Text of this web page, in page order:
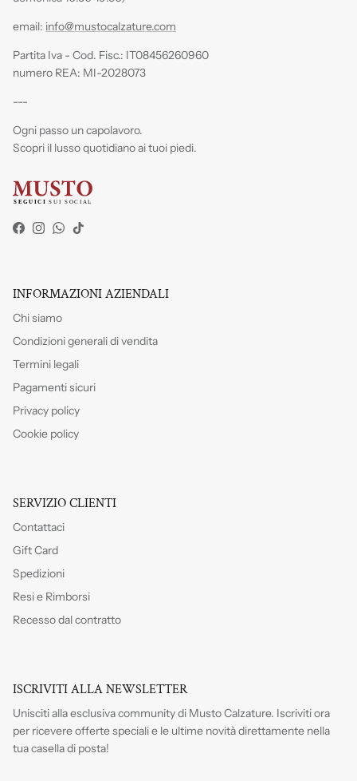
email: info@mustocalzature.com
Partita Iva - Cod. Fisc.: IT08456260960
numero REA: MI-2028073
---
Ogni passo un capolavoro.
Scopri il lusso quotidiano ai tuoi piedi.
Facebook
Instagram
WhatsApp
TikTok
INFORMAZIONI AZIENDALI
Chi siamo
Condizioni generali di vendita
Termini legali
Pagamenti sicuri
Privacy policy
Cookie policy
SERVIZIO CLIENTI
Contattaci
Gift Card
Spedizioni
Resi e Rimborsi
Recesso dal contratto
ISCRIVITI ALLA NEWSLETTER
Unisciti alla esclusiva community di Musto Calzature. Iscrivitiora
per ricevere offerte speciali e le ultime novità direttamente nella
tua casella di posta!